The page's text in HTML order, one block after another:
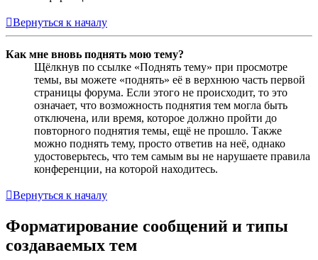
Вернуться к началу
Как мне вновь поднять мою тему?
Щёлкнув по ссылке «Поднять тему» при просмотре
темы, вы можете «поднять» её в верхнюю часть первой
страницы форума. Если этого не происходит, то это
означает, что возможность поднятия тем могла быть
отключена, или время, которое должно пройти до
повторного поднятия темы, ещё не прошло. Также
можно поднять тему, просто ответив на неё, однако
удостоверьтесь, что тем самым вы не нарушаете правила
конференции, на которой находитесь.
Вернуться к началу
Форматирование сообщений и типы
создаваемых тем